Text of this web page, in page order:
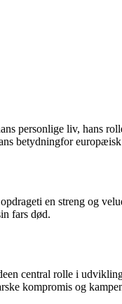
personlige liv, hans
betydningfor
en streng og
fars død.
central rolle i
kompromis og